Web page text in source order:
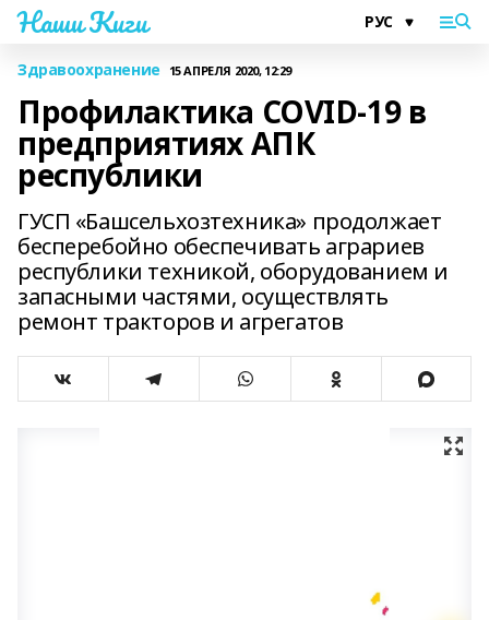
Наши Киги
Здравоохранение 15 АПРЕЛЯ 2020, 12:29
Профилактика COVID-19 в
предприятиях АПК
республики
ГУСП «Башсельхозтехника» продолжает
бесперебойно обеспечивать аграриев
республики техникой, оборудованием и
запасными частями, осуществлять
ремонт тракторов и агрегатов